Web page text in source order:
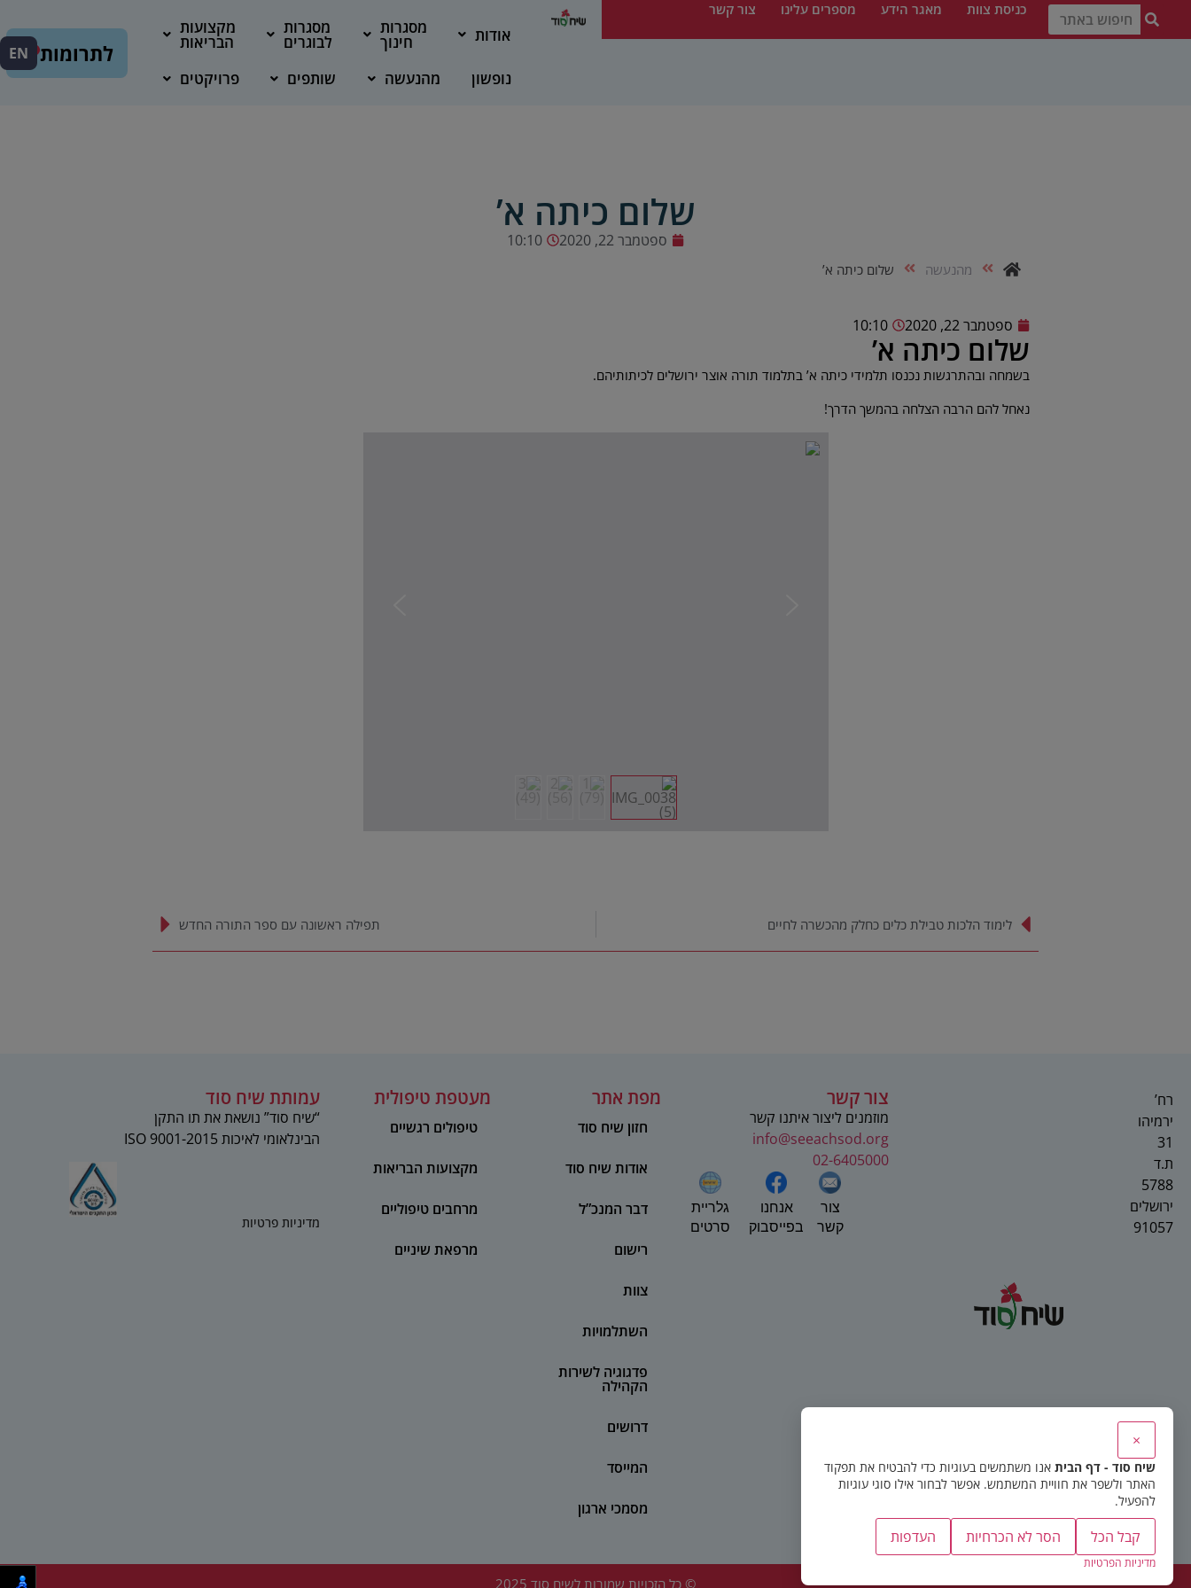
כניסת צוות מאגר הידע מספרים עלינו צור קשר
אודות מסגרות
חינוך
מסגרות
לבוגרים
מקצועות
הבריאות
נופשון
מהנעשה שותפים פרויקטים
לתרומות EN
שלום כיתה א’
ספטמבר 22, 2020 10:10
מהנעשה שלום כיתה א’
ספטמבר 22, 2020 10:10
שלום כיתה א’
בשמחה ובהתרגשות נכנסו תלמידי כיתה א’ בתלמוד תורה אוצר ירושלים לכיתותיהם.
נאחל להם הרבה הצלחה בהמשך הדרך!
לימוד הלכות טבילת כלים כחלק מהכשרה לחיים תפילה ראשונה עם ספר התורה החדש
רח’
ירמיהו
31
ת.ד
5788
ירושלים
91057
צור קשר
מוזמנים ליצור איתנו קשר
info@seeachsod.org
02-6405000
גלריית
סרטים
אנחנו
בפייסבוק
צור
קשר
מפת אתר
חזון שיח סוד
אודות שיח סוד
דבר המנכ”ל
רישום
צוות
השתלמויות
פדגוגיה לשירות
הקהילה
דרושים
המייסד
מסמכי ארגון
מעטפת טיפולית
טיפולים רגשיים
מקצועות הבריאות
מרחבים טיפוליים
מרפאת שיניים
עמותת שיח סוד
“שיח סוד” נושאת את תו התקן
הבינלאומי לאיכות 2015-ISO 9001
מדיניות פרטיות
© כל הזכויות שמורות לשיח סוד 2025
×
שיח סוד - דף הבית אנו משתמשים בעוגיות כדי להבטיח את תפקוד
האתר ולשפר את חוויית המשתמש. אפשר לבחור אילו סוגי עוגיות
להפעיל.
קבל הכל הסר לא הכרחיות העדפות
מדיניות הפרטיות